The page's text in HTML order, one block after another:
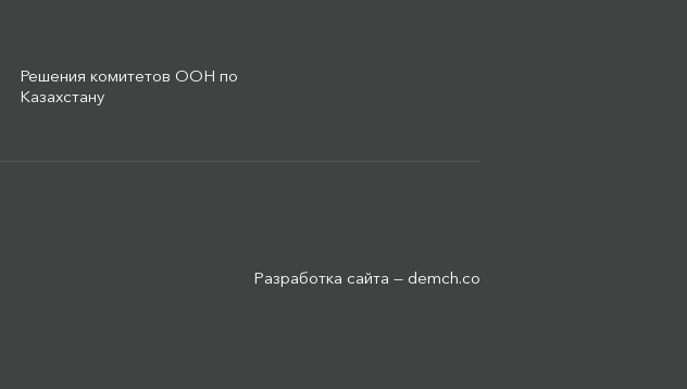
Решения комитетов ООН по
Казахстану
Разработка сайта — demch.co